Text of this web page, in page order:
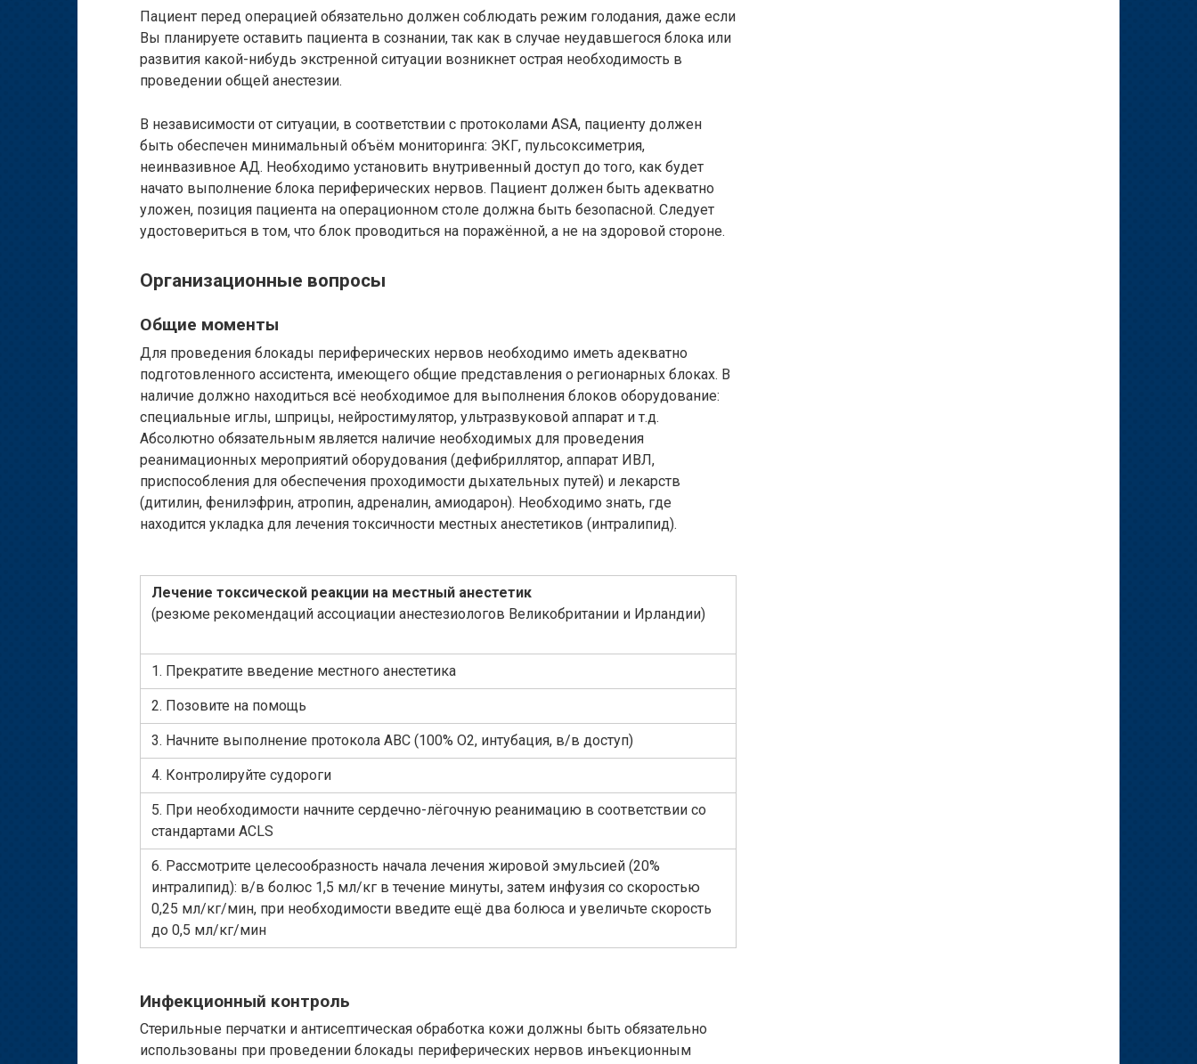
Пациент перед операцией обязательно должен соблюдать режим голодания, даже если
Вы планируете оставить пациента в сознании, так как в случае неудавшегося блока или
развития какой-нибудь экстренной ситуации возникнет острая необходимость в
проведении общей анестезии.
В независимости от ситуации, в соответствии с протоколами ASA, пациенту должен
быть обеспечен минимальный объём мониторинга: ЭКГ, пульсоксиметрия,
неинвазивное АД. Необходимо установить внутривенный доступ до того, как будет
начато выполнение блока периферических нервов. Пациент должен быть адекватно
уложен, позиция пациента на операционном столе должна быть безопасной. Следует
удостовериться в том, что блок проводиться на поражённой, а не на здоровой стороне.
Организационные вопросы
Общие моменты
Для проведения блокады периферических нервов необходимо иметь адекватно
подготовленного ассистента, имеющего общие представления о регионарных блоках. В
наличие должно находиться всё необходимое для выполнения блоков оборудование:
специальные иглы, шприцы, нейростимулятор, ультразвуковой аппарат и т.д.
Абсолютно обязательным является наличие необходимых для проведения
реанимационных мероприятий оборудования (дефибриллятор, аппарат ИВЛ,
приспособления для обеспечения проходимости дыхательных путей) и лекарств
(дитилин, фенилэфрин, атропин, адреналин, амиодарон). Необходимо знать, где
находится укладка для лечения токсичности местных анестетиков (интралипид).
Лечение токсической реакции на местный анестетик
(резюме рекомендаций ассоциации анестезиологов Великобритании и Ирландии)
1. Прекратите введение местного анестетика
2. Позовите на помощь
3. Начните выполнение протокола ABC (100% О2, интубация, в/в доступ)
4. Контролируйте судороги
5. При необходимости начните сердечно-лёгочную реанимацию в соответствии со
стандартами ACLS
6. Рассмотрите целесообразность начала лечения жировой эмульсией (20%
интралипид): в/в болюс 1,5 мл/кг в течение минуты, затем инфузия со скоростью
0,25 мл/кг/мин, при необходимости введите ещё два болюса и увеличьте скорость
до 0,5 мл/кг/мин
Инфекционный контроль
Стерильные перчатки и антисептическая обработка кожи должны быть обязательно
использованы при проведении блокады периферических нервов инъекционным